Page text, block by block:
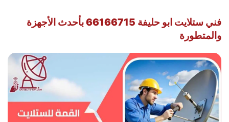
فني ستلايت ابو حليفة 66166715 بأحدث الأجهزة
والمتطورة